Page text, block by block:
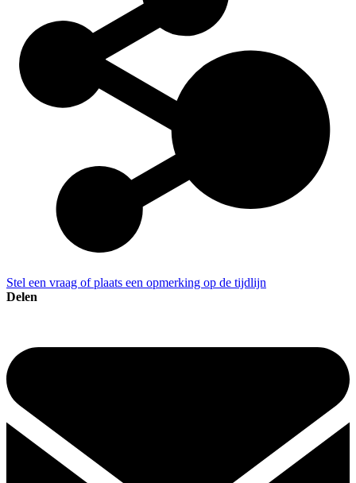
Stel een vraag of plaats een opmerking op de tijdlijn
Delen